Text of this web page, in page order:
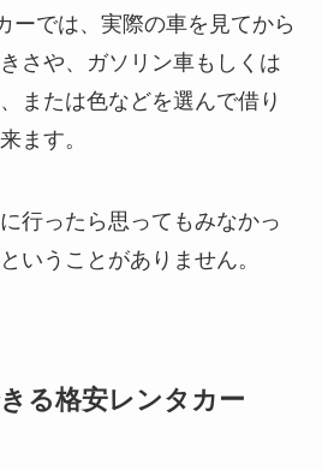
ーでは、実際の車を見てから
さや、ガソリン車もしくは
または色などを選んで借り
ます。
行ったら思ってもみなかっ
いうことがありません。
る格安レンタカー